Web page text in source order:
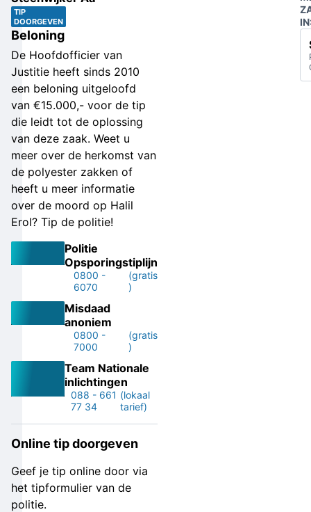
TIP
DOORGEVEN
Beloning
De Hoofdofficier van
Justitie heeft sinds 2010
een beloning uitgeloofd
van €15.000,- voor de tip
die leidt tot de oplossing
van deze zaak. Weet u
meer over de herkomst van
de polyester zakken of
heeft u meer informatie
over de moord op Halil
Erol? Tip de politie!
Politie
Opsporingstiplijn
0800 -
6070
(gratis
)
Misdaad
anoniem
0800 -
7000
(gratis
)
Team Nationale
inlichtingen
088 - 661
77 34
(lokaal
tarief)
Online tip doorgeven
Geef je tip online door via
het tipformulier van de
politie.